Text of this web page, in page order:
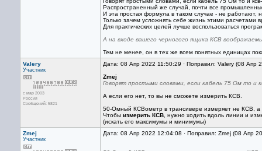
Распространенный же случай, почти все
И эта простая формула в таком случае - не работают,
Только зачем усложнять себе жизнь этими расчетами
Для практических целей лучше воспользоваться
А на входе вашего черногого ящика КСВ
Тем не менее, он в тех же всем понятных единицах
Valery
Участник
с мар 2003
Россия
Сообщений: 5821
Дата: 08 Апр 2022 11:50:29 · Поправил: Valery (08 Апр
Zmej
Говорят простыми словами, если кабель 75 Ом то и
А если его нет, то вы не сможете измерить КСВ.
50-Омный КСВометр в трансивере измеряет не КСВ,
Чтобы измерить КСВ , нужно ходить вдоль линии и
(искать его максимумы и минимумы)
Zmej
Участник
Дата: 08 Апр 2022 12:04:08 · Поправил: Zmej (08 Апр